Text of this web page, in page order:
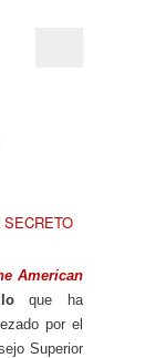
American
que ha
por el
Superior